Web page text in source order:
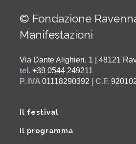
© Fondazione
Manifestazioni
Via Dante Alighieri, 1 | 48121
tel. +39 0544 249211
P. IVA 01118290392 | C.F.
Il festival
Il programma